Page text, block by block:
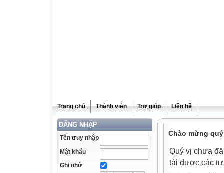
Trang chủ Thành viên Trợ giúp Liên hệ
ĐĂNG NHẬP
Tên truy nhập
Mật khẩu
Ghi nhớ
Chào mừng
Quý vị chưa
tải được các